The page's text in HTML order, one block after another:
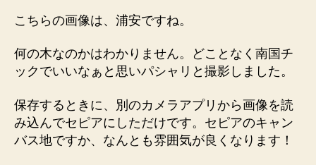
こちらの画像は、浦安ですね。
何の木なのかはわかりません。どことなく南国チ
ックでいいなぁと思いパシャリと撮影しました。
保存するときに、別のカメラアプリから画像を読
み込んでセピアにしただけです。セピアのキャン
バス地ですか、なんとも雰囲気が良くなります！